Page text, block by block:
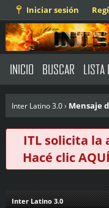
Iniciar sesión
INICIO BUSCAR LISTA
Inter Latino 3.0› Mensaje
ITL solicita la
Hacé clicAQUÍ
Inter Latino 3.0